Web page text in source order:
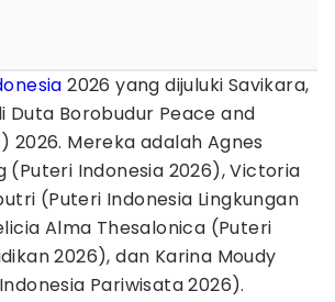
2026 yang dijuluki Savikara,
Duta Borobudur Peace and
2026. Mereka adalah Agnes
(Puteri Indonesia 2026), Victoria
(Puteri Indonesia Lingkungan
Alma Thesalonica (Puteri
2026), dan Karina Moudy
Pariwisata 2026).